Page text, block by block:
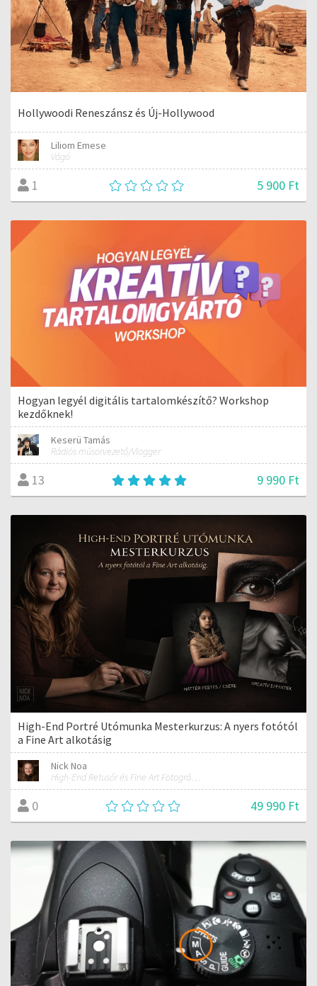
Hollywoodi Reneszánsz és Új-Hollywood
Liliom Emese
Vágó
1 5 900 Ft
Hogyan legyél digitális tartalomkészítő? Workshop
kezdőknek!
Keserü Tamás
Rádiós műsorvezető/Vlogger
13 9 990 Ft
High-End Portré Utómunka Mesterkurzus: A nyers fotótól
a Fine Art alkotásig
Nick Noa
0 49 990 Ft